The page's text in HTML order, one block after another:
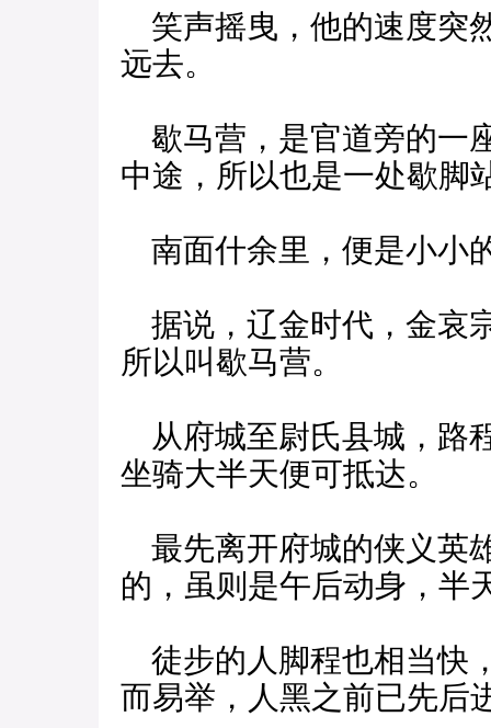
笑声摇曳，他的速度突
远去。
歇马营，是官道旁的一
中途，所以也是一处歇脚
南面什余里，便是小小
据说，辽金时代，金哀
所以叫歇马营。
从府城至尉氏县城，路
坐骑大半天便可抵达。
最先离开府城的侠义英
的，虽则是午后动身，半
徒步的人脚程也相当快
而易举，人黑之前已先后